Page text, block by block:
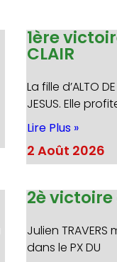
1ère
CLAIR
La fille d’ALTO
JESUS. Elle
Lire Plus »
2 Août 2026
2è victoire
Julien
dans le PX DU